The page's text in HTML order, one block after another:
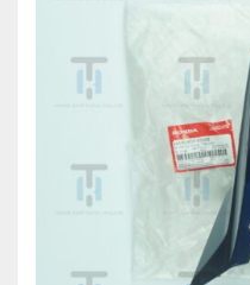
Không có sản